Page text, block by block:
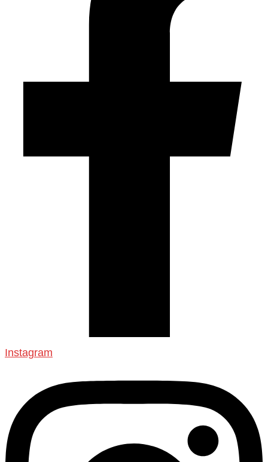
Instagram